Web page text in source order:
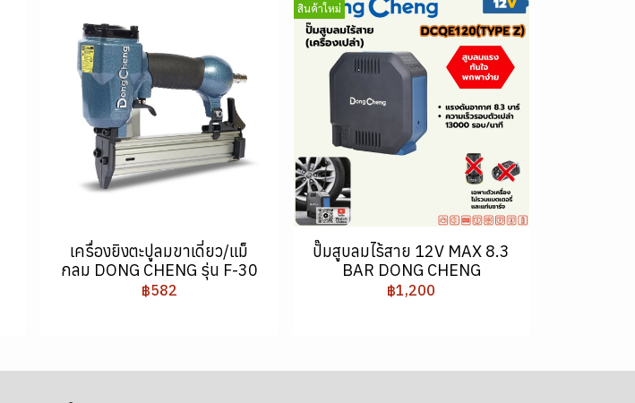
เครื่องยิงตะปูลมขาเดี่ยว/แม็
กลม DONG CHENG รุ่น F-30
฿582
สินค้าใหม่
ปั๊มสูบลมไร้สาย 12V MAX 8.3
BAR DONG CHENG
฿1,200